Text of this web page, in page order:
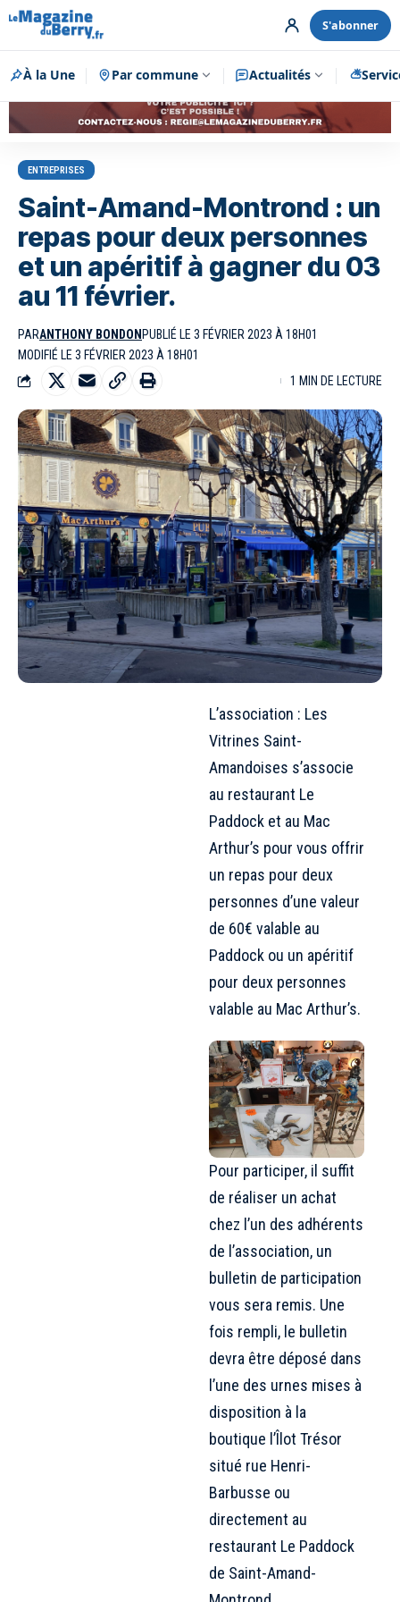
S'abonner
À la Une Par commune Actualités
Publicité
ENTREPRISES
Saint-Amand-Montrond : un
repas pour deux personnes
et un apéritif à gagner du 03
au 11 février.
PARANTHONY BONDON PUBLIÉ LE 3 FÉVRIER 2023 À 18H01
MODIFIÉ LE 3 FÉVRIER 2023 À 18H01
1 MIN DE LECTURE
L’association : Les
Vitrines Saint-
Amandoises s’associe
au restaurant Le
Paddock et au Mac
Arthur’s pour vous offrir
un repas pour deux
personnes d’une valeur
de 60€ valable au
Paddock ou un apéritif
pour deux personnes
valable au Mac Arthur’s.
Pour participer, il suffit
de réaliser un achat
chez l’un des adhérents
de l’association, un
bulletin de participation
vous sera remis. Une
fois rempli, le bulletin
devra être déposé dans
l’une des urnes mises à
disposition à la
boutique l’Îlot Trésor
situé rue Henri-
Barbusse ou
directement au
restaurant Le Paddock
de Saint-Amand-